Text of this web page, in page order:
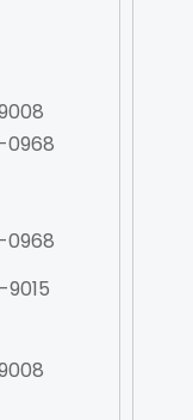
0968
0968